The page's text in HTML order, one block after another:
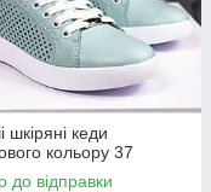
шкіряні кеди
кольору 37
до відправки